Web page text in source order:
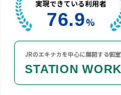
実現できている利用者
76.9%
JRのエキナカを中心に展開する個
STATION WORK